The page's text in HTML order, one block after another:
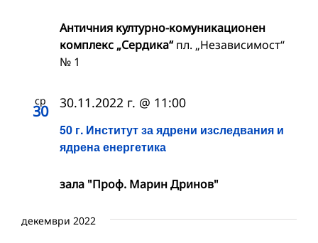
Античния културно-комуникационен
комплекс „Сердика“пл. „Независимост“
№ 1
ср
30
50 г. Институт за ядрени изследвания и
ядрена енергетика
30.11.2022 г. @ 11:00
зала "Проф. Марин Дринов"
декември 2022